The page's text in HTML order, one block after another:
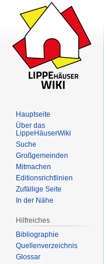
Hauptseite
Über das
LippeHäuserWiki
Suche
Großgemeinden
Mitmachen
Editionsrichtlinien
Zufällige Seite
In der Nähe
Hilfreiches
Bibliographie
Quellenverzeichnis
Glossar